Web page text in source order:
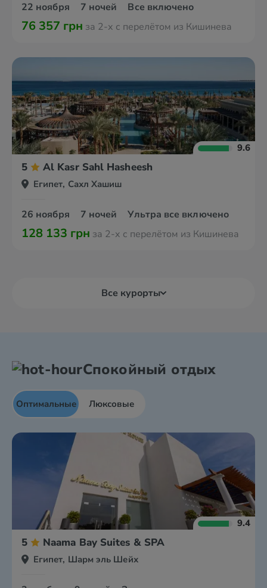
22 ноября 7 ночей Все включено
76 357 грн за 2-х с перелётом из Кишинева
9.6
5 Al Kasr Sahl Hasheesh
Египет, Сахл Хашиш
26 ноября 7 ночей Ультра все включено
128 133 грн за 2-х с перелётом из Кишинева
Все курорты
Спокойный отдых
Оптимальные Люксовые
9.4
5 Naama Bay Suites & SPA
Египет, Шарм эль Шейх